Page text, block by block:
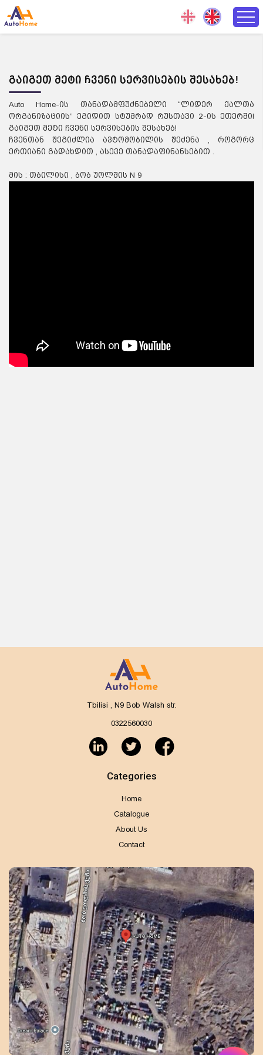
გაიგეთ მეტი ჩვენი სერვისების შესახებ!
Auto Home-ის თანადამფუძნებელი “ლიდერ ქალთა
ორგანიზაციის” ეგიდით სტუმრად რუსთავი 2-ის ეთერში!
გაიგეთ მეტი ჩვენი სერვისების შესახებ!
ჩვენთან შეგიძლია ავტომობილის შეძენა , როგორც
ერთიანი გადახდით , ასევე თანადაფინანსებით .
მის : თბილისი , ბობ უოლშის N 9
Tbilisi , N9 Bob Walsh str.
0322560030
Categories
Home
Catalogue
About Us
Contact